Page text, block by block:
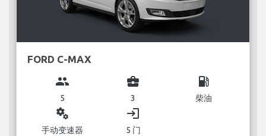
FORD C-MAX
group
5
business_center
3
local_gas_station
柴油
miscellaneous_services
手动变速器
login
5 门